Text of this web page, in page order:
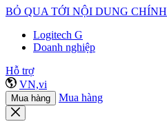
BỎ QUA TỚI NỘI DUNG CHÍNH
Logitech G
Doanh nghiệp
Hỗ trợ
VN,vi
Mua hàng Mua hàng